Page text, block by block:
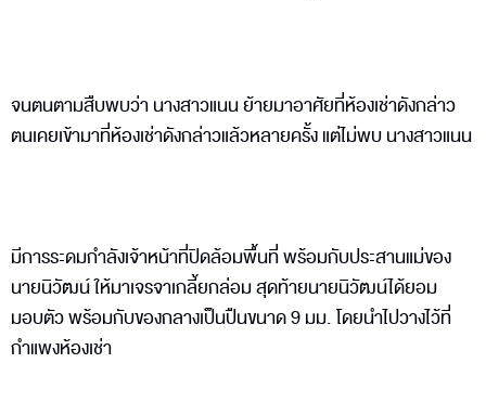
จนตนตามสืบพบว่า นางสาวแนน ย้ายมาอาศัยที่ห้องเช่าดังกล่าว
ตนเคยเข้ามาที่ห้องเช่าดังกล่าวแล้วหลายครั้ง แต่ไม่พบ นางสาวแนน
มีการระดมกำลังเจ้าหน้าที่ปิดล้อมพื้นที่ พร้อมกับประสานแม่ของ
นายนิวัฒน์ ให้มาเจรจาเกลี้ยกล่อม สุดท้ายนายนิวัฒน์ได้ยอม
มอบตัว พร้อมกับของกลางเป็นปืนขนาด 9 มม. โดยนำไปวางไว้ที่
กำแพงห้องเช่า